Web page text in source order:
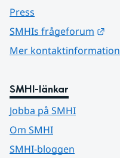
Press
SMHIs frågeforum
Mer kontaktinformation
SMHI-länkar
Jobba på SMHI
Om SMHI
SMHI-bloggen